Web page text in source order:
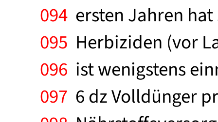
094 ersten Jahren
095 Herbiziden (vor
096 ist wenigstens
097 6 dz Volldünger